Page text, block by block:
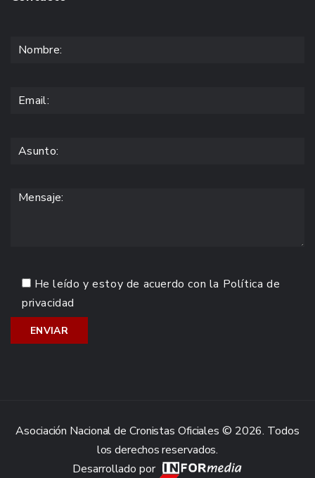
He leído y estoy de acuerdo con la Política de
privacidad
Asociación Nacional de Cronistas Oficiales © 2026. Todos
los derechos reservados.
Desarrollado por